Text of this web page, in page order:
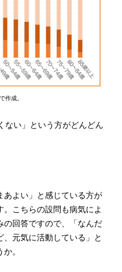
作成。
ない」という方がどんどん
あよい」と感じている方が
こちらの設問も病気によ
の回答ですので、「なんだ
元気に活動している」と
。